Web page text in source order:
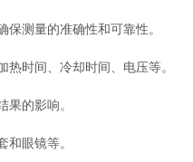
测量的准确性和可靠性。
时间、冷却时间、电压等。
的影响。
眼镜等。